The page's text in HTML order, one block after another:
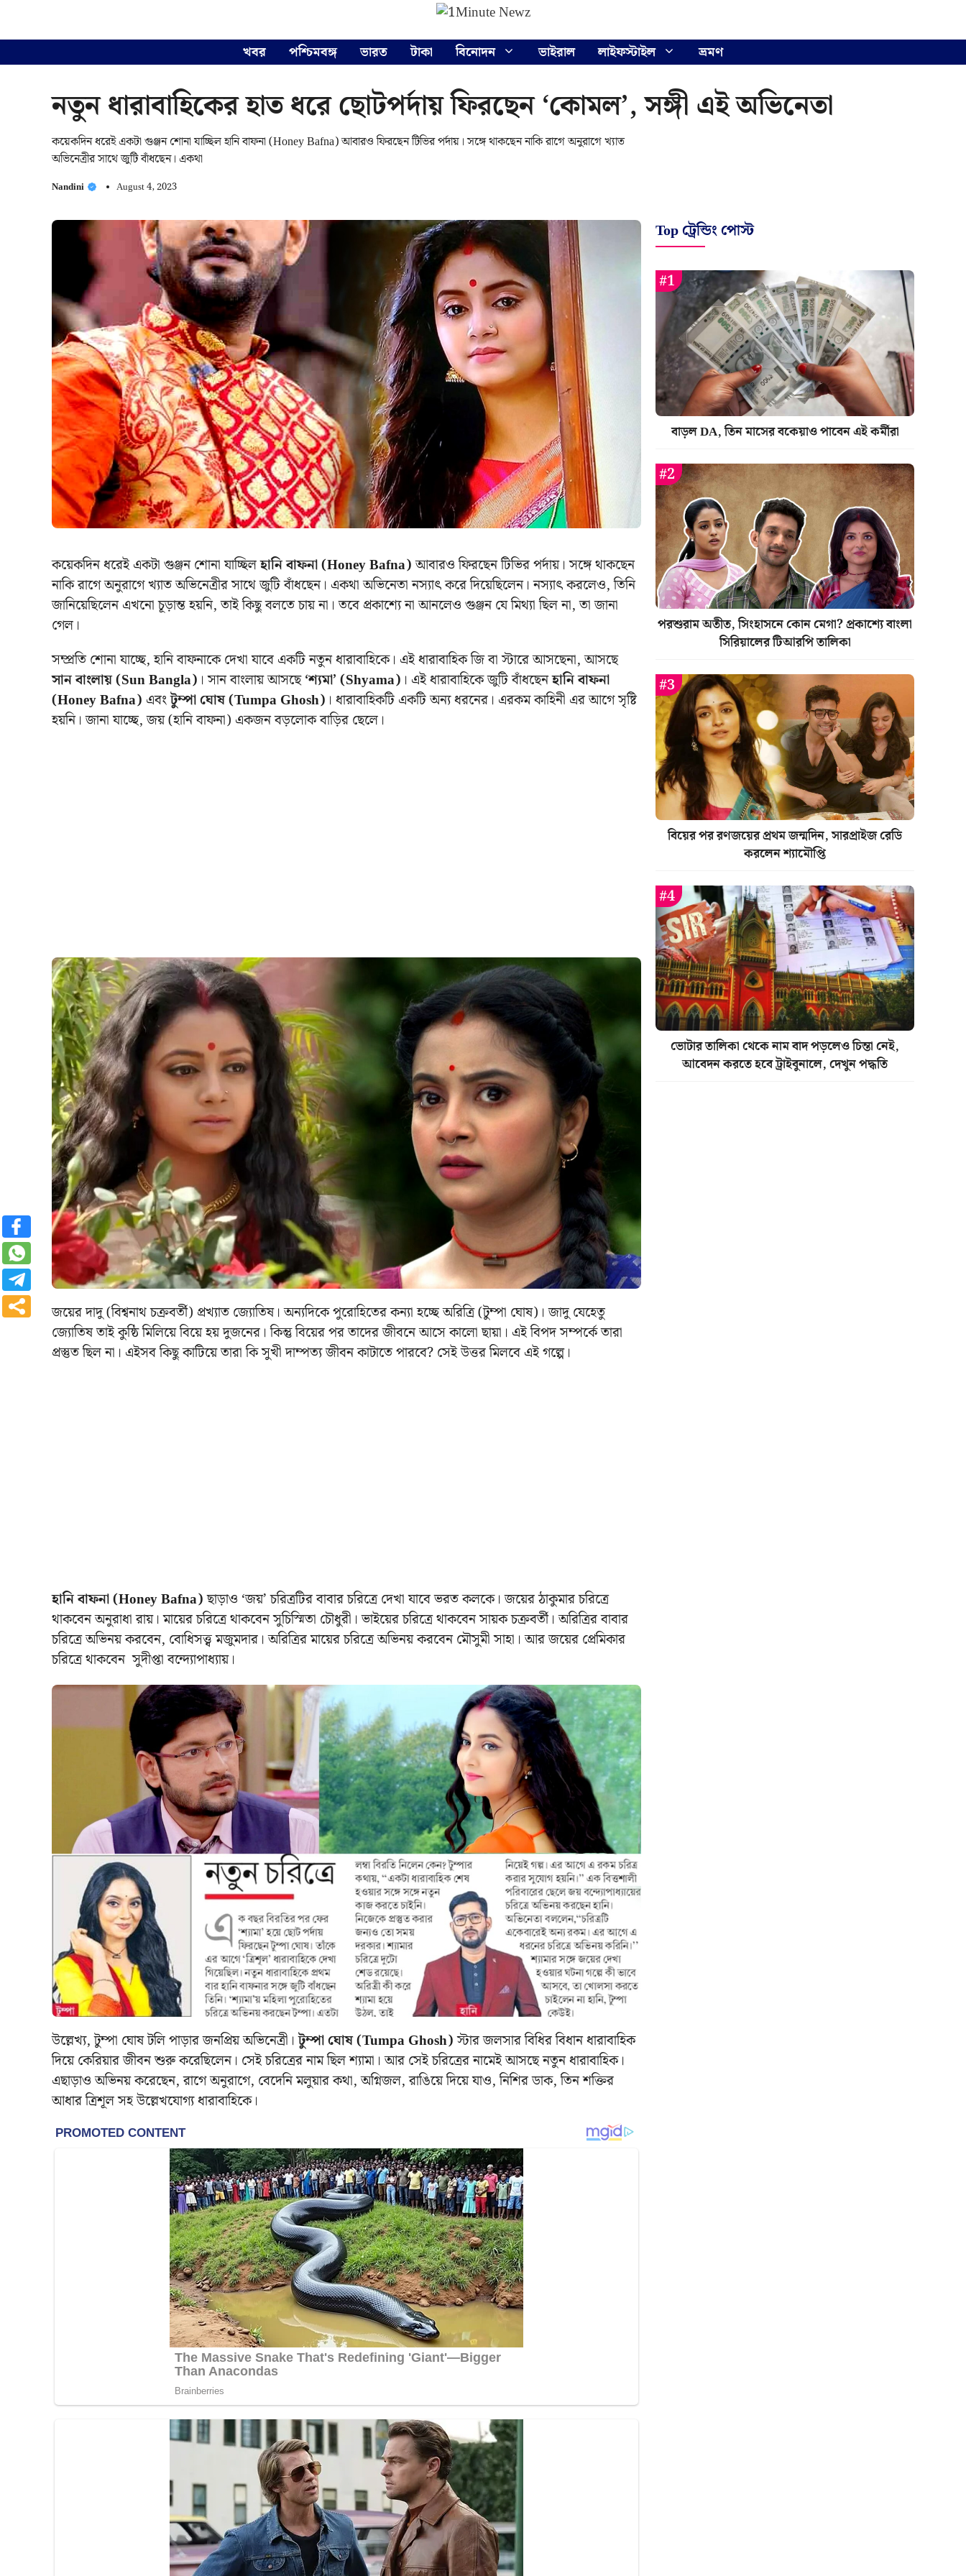
খবর পশ্চিমবঙ্গ ভারত টাকা বিনোদন ভাইরাল লাইফস্টাইল ভ্রমণ
নতুন ধারাবাহিকের হাত ধরে ছোটপর্দায় ফিরছেন ‘কোমল’, সঙ্গী এই অভিনেতা
কয়েকদিন ধরেই একটা গুঞ্জন শোনা যাচ্ছিল হানি বাফনা (Honey Bafna) আবারও ফিরছেন টিভির পর্দায়। সঙ্গে থাকছেন নাকি রাগে অনুরাগে খ্যাত
অভিনেত্রীর সাথে জুটি বাঁধছেন। একথা
Nandini August 4, 2023
কয়েকদিন ধরেই একটা গুঞ্জন শোনা যাচ্ছিলহানি বাফনা (Honey Bafna)আবারও ফিরছেন টিভির পর্দায়। সঙ্গে থাকছেন
নাকি রাগে অনুরাগে খ্যাত অভিনেত্রীর সাথে জুটি বাঁধছেন। একথা অভিনেতা নস্যাৎ করে দিয়েছিলেন। নস্যাৎ করলেও, তিনি
জানিয়েছিলেন এখনো চূড়ান্ত হয়নি, তাই কিছু বলতে চায় না। তবে প্রকাশ্যে না আনলেও গুঞ্জন যে মিথ্যা ছিল না, তা জানা
গেল।
সম্প্রতি শোনা যাচ্ছে, হানি বাফনাকে দেখা যাবে একটি নতুন ধারাবাহিকে। এই ধারাবাহিক জি বা স্টারে আসছেনা, আসছে
সান বাংলায় (Sun Bangla) । সান বাংলায় আসছে‘শ্যমা’ (Shyama) । এই ধারাবাহিকে জুটি বাঁধছেনহানি বাফনা
(Honey Bafna) এবংটুম্পা ঘোষ (Tumpa Ghosh) । ধারাবাহিকটি একটি অন্য ধরনের। এরকম কাহিনী এর আগে সৃষ্টি
হয়নি।জানা যাচ্ছে, জয় (হানি বাফনা) একজন বড়লোক বাড়ির ছেলে।
জয়ের দাদু (বিশ্বনাথ চক্রবর্তী) প্রখ্যাত জ্যোতিষ। অন্যদিকে পুরোহিতের কন্যা হচ্ছে অরিত্রি (টুম্পা ঘোষ)। জাদু যেহেতু
জ্যোতিষ তাই কুষ্ঠি মিলিয়ে বিয়ে হয় দুজনের। কিন্তু বিয়ের পর তাদের জীবনে আসে কালো ছায়া। এই বিপদ সম্পর্কে তারা
প্রস্তুত ছিল না। এইসব কিছু কাটিয়ে তারা কি সুখী দাম্পত্য জীবন কাটাতে পারবে? সেই উত্তর মিলবে এই গল্পে।
হানি বাফনা (Honey Bafna)ছাড়াও ‘জয়’ চরিত্রটির বাবার চরিত্রে দেখা যাবে ভরত কলকে। জয়ের ঠাকুমার চরিত্রে
থাকবেন অনুরাধা রায়। মায়ের চরিত্রে থাকবেন সুচিস্মিতা চৌধুরী। ভাইয়ের চরিত্রে থাকবেন সায়ক চক্রবর্তী। অরিত্রির বাবার
চরিত্রে অভিনয় করবেন, বোধিসত্ত্ব মজুমদার। অরিত্রির মায়ের চরিত্রে অভিনয় করবেন মৌসুমী সাহা। আর জয়ের প্রেমিকার
চরিত্রে থাকবেন সুদীপ্তা বন্দ্যোপাধ্যায়।
উল্লেখ্য, টুম্পা ঘোষ টলি পাড়ার জনপ্রিয় অভিনেত্রী।টুম্পা ঘোষ (Tumpa Ghosh)স্টার জলসার বিধির বিধান ধারাবাহিক
দিয়ে কেরিয়ার জীবন শুরু করেছিলেন। সেই চরিত্রের নাম ছিল শ্যামা। আর সেই চরিত্রের নামেই আসছে নতুন ধারাবাহিক।
এছাড়াও অভিনয় করেছেন, রাগে অনুরাগে, বেদেনি মলুয়ার কথা, অগ্নিজল, রাঙিয়ে দিয়ে যাও, নিশির ডাক, তিন শক্তির
আধার ত্রিশূল সহ উল্লেখযোগ্য ধারাবাহিকে।
Top ট্রেন্ডিং পোস্ট
বাড়ল DA, তিন মাসের বকেয়াও পাবেন এই কর্মীরা
পরশুরাম অতীত, সিংহাসনে কোন মেগা? প্রকাশ্যে বাংলা
সিরিয়ালের টিআরপি তালিকা
বিয়ের পর রণজয়ের প্রথম জন্মদিন, সারপ্রাইজ রেডি
করলেন শ্যামৌপ্তি
ভোটার তালিকা থেকে নাম বাদ পড়লেও চিন্তা নেই,
আবেদন করতে হবে ট্রাইবুনালে, দেখুন পদ্ধতি